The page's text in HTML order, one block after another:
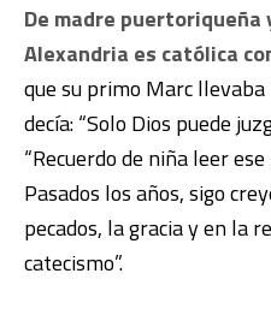
De madre puertoriqueña
Alexandria es católica
que su primo Marc
decía: “Solo Dios puede
“Recuerdo de niña leer
Pasados los años, sigo
pecados, la gracia y en la
catecismo”.